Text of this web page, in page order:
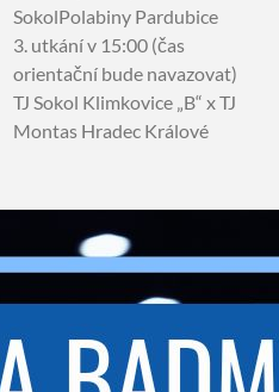
SokolPolabiny Pardubice
3. utkání v 15:00 (čas
orientační bude navazovat)
TJ Sokol Klimkovice „B“ x TJ
Montas Hradec Králové